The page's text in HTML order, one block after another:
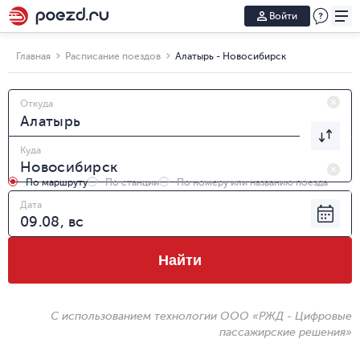
Войти
Главная Расписание поездов Алатырь - Новосибирск
Откуда
Куда
По маршруту По станции
По номеру или названию поезда
Дата
Найти
С использованием технологии ООО «РЖД - Цифровые
пассажирские решения»